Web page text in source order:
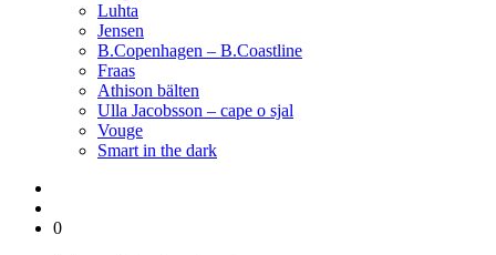
Luhta
Jensen
B.Copenhagen – B.Coastline
Fraas
Athison bälten
Ulla Jacobsson – cape o sjal
Vouge
Smart in the dark
0